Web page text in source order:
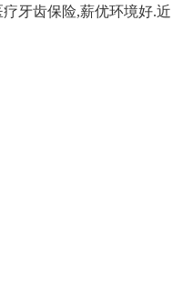
牙齿保险,薪优环境好.近